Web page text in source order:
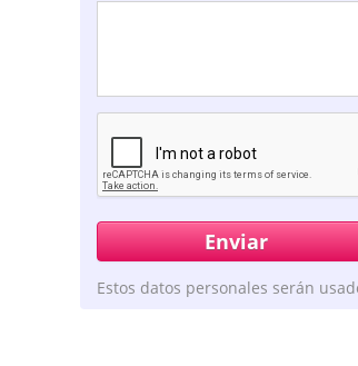
Estos datos personales serán